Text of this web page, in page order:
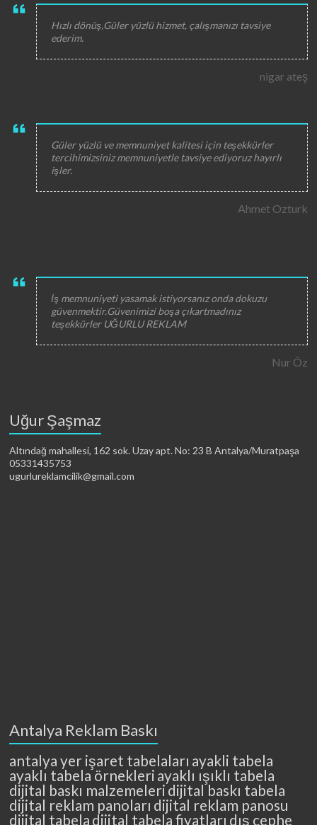
Hızlı dönüş,Güler yüzlü hizmet, çalışmanızı tavsiye
ederim.
nigar ateş
Güler yüzlü ve memnuniyet kalitesi için teşekkürler
tercihimizsiniz memnuniyetle tavsiye ediyoruz hayırlı
işler.
Ahmet Ozturk
İş memnuniyeti yasamak istiyorsanız onda dokuzu
güvenmektir.Güvenimizi boşa çıkartmadınız
teşekkürler UĞURLU REKLAM
Nur Öz
Uğur Şaşmaz
Altındağ mahallesi, 162 sok. Uzay apt. No: 23 B Antalya/Muratpaşa
05331435753
ugurlureklamcilik@gmail.com
Antalya Reklam Baskı
antalya yer işaret tabelaları ayakli tabela
ayaklı tabela örnekleri ayaklı ışıklı tabela
dijital baskı malzemeleridijital baskı tabela
dijital reklam panoları dijital reklam panosu
dijital tabela dijital tabela fiyatları dış cephe